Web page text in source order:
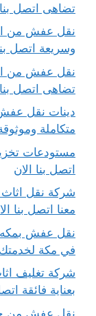
تضاهى اتصل بنا
وسريعة اتصل
تضاهى اتصل بنا
متكاملة
اتصل بنا الان
معنا اتصل بنا
في مكة لخدمتك
بعناية فائقة